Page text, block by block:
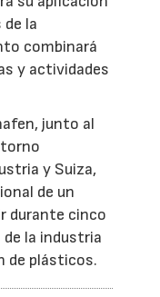
la
combinará
y actividades
junto al
y Suiza,
de un
durante cinco
la industria
de plásticos.